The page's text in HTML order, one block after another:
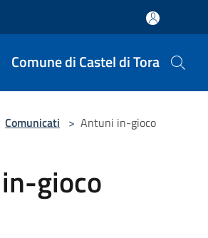
Comune di Castel di Tora
Comunicati > Antuni in-gioco
gioco